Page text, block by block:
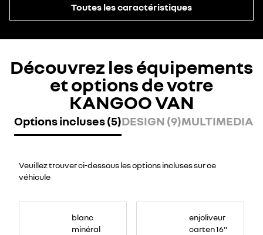
Toutes les caractéristiques
Découvrez les équipements
et options de votre
KANGOO VAN
Options incluses (5)DESIGN (9)MULTIMEDIA
Veuillez trouver ci-dessous les options incluses sur ce
véhicule
blanc
minéral
enjoliveur
carten 16"